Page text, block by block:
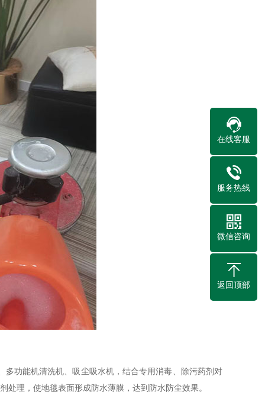
功能机清洗机、吸尘吸水机，结合专用消毒、除污药剂对
理，使地毯表面形成防水薄膜，达到防水防尘效果。
在线客服
服务热线
微信咨询
返回顶部